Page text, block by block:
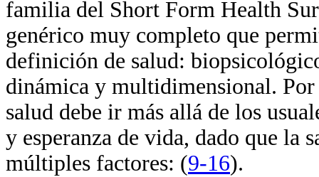
familia del Short Form Health
genérico muy completo que
definición de salud:
dinámica y multidimensional.
salud debe ir más allá de los
y esperanza de vida, dado que la
múltiples factores: (9-16).